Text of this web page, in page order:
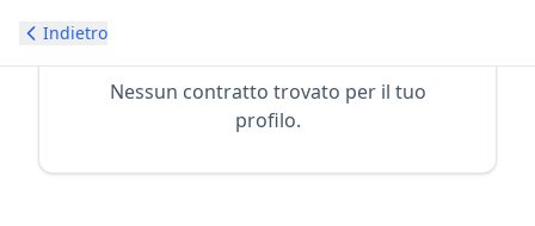
Indietro
Nessun contratto trovato per il tuo
profilo.